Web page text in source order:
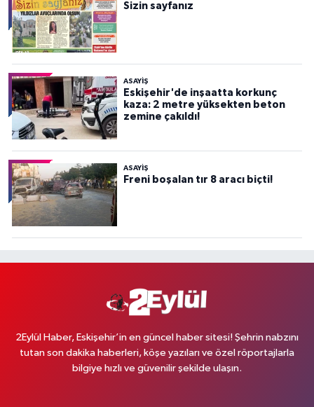
Sizin sayfanız
ASAYİŞ
Eskişehir'de inşaatta korkunç
kaza: 2 metre yüksekten beton
zemine çakıldı!
ASAYİŞ
Freni boşalan tır 8 aracı biçti!
2Eylül Haber, Eskişehir’in en güncel haber sitesi! Şehrin nabzını
tutan son dakika haberleri, köşe yazıları ve özel röportajlarla
bilgiye hızlı ve güvenilir şekilde ulaşın.